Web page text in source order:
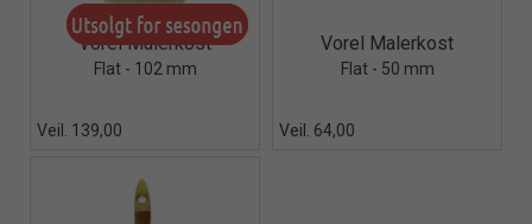
Quick View+
Vorel Malerkost
Flat - 102 mm
Veil. 139,00
Quick View+
Vorel Malerkost
Flat - 50 mm
Veil. 64,00